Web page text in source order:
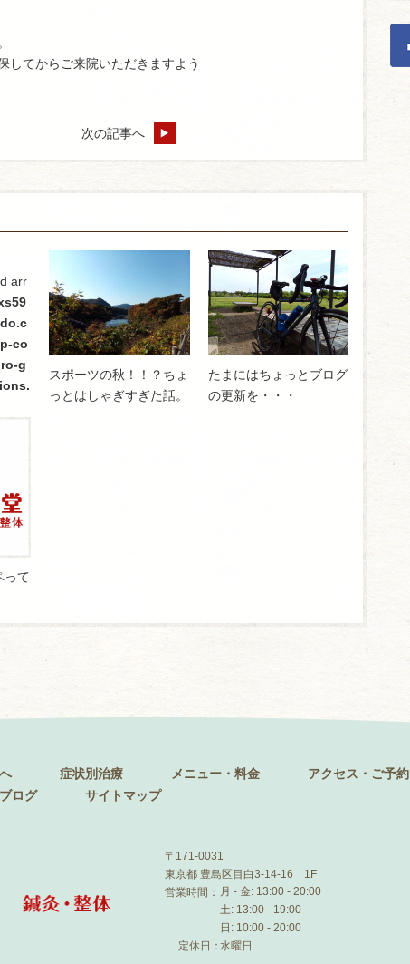
してからご来院いただきますよう
次の記事へ
arr
co
g
って
スポーツの秋！！？ちょ
っとはしゃぎすぎた話。
たまにはちょっとブログ
の更新を・・・
症状別治療 メニュー・料金 アクセス・ご予約
ログ サイトマップ
〒171-0031
東京都 豊島区目白3-14-16 1F
営業時間： 月 - 金: 13:00 - 20:00
土: 13:00 - 19:00
日: 10:00 - 20:00
定休日：水曜日